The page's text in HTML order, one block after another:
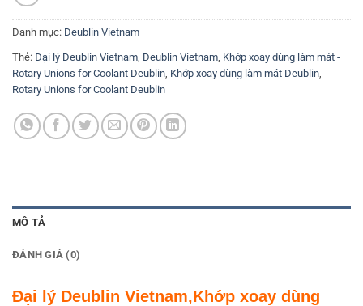
Danh mục: Deublin Vietnam
Thẻ: Đại lý Deublin Vietnam, Deublin Vietnam, Khớp xoay dùng làm mát -
Rotary Unions for Coolant Deublin, Khớp xoay dùng làm mát Deublin,
Rotary Unions for Coolant Deublin
MÔ TẢ
ĐÁNH GIÁ (0)
Đại lý Deublin Vietnam,Khớp xoay dùng